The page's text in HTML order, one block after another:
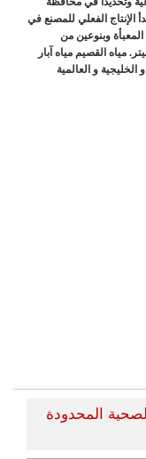
الإنتاج الفعلي للمصنع في
المعبأة وبنوعين من
مليوني ليتر. مياه القصيم مياه آبار
و العالمية
المحدودة